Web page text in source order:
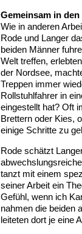
Gemeinsam in
Wie in anderen
Rode und Langer
beiden Männer
Welt treffen,
der Nordsee,
Treppen immer
Rollstuhlfahrer in
eingestellt hat? Oft
Brettern oder Kies,
einige Schritte zu
Rode schätzt
tanzt mit einem
seiner Arbeit ein
Gefühl, wenn ich
nahmen die beiden
leiteten dort je eine